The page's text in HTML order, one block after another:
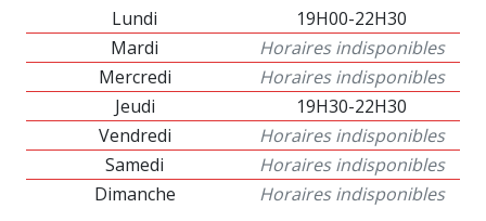
Lundi
19H00-22H30
Mardi
Horaires indisponibles
Mercredi
Horaires indisponibles
Jeudi
19H30-22H30
Vendredi
Horaires indisponibles
Samedi
Horaires indisponibles
Dimanche
Horaires indisponibles